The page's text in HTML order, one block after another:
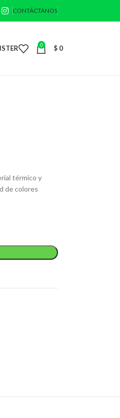
CONTÁCTANOS
0 $ 0
térmico y
de colores